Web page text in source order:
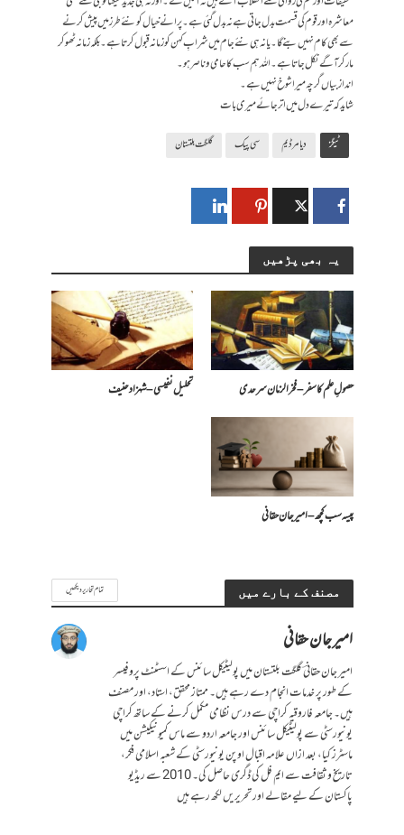
معاشرہ اور قوم کی قسمت بدل جاتی ہےنہ بدل گئی ہے۔ پرانے خیال کو نئے طرز میں پیش کرنے
سے بھی کام نہیں بنے گا۔یا نہ ہی نئے جام میں شرابِ کہن کو زمانہ قبول کرتا ہے۔ بلکہ زمانہ ٹھوکر
مار کر آگے نکل جاتا ہے۔ اللہ ہم سب کا حامی و ناصر ہو۔
انداز بیاں گرچہ میرا شوخ نہیں ہے۔
شاید کہ تیرے دل میں اتر جائے میری بات
ٹیگز دیامر ڈیم سی پیک گلگت بلتستان
یہ بھی پڑھیں
حصولِ علم کا سفر – فخرالزمان سرحدی تحلیل نفیسی – شہزاد حنیف
پیسہ سب کچھ – امیرجان حقانی
مصنف کے بارے میں تمام تحاریر دیکھیں
امیر جان حقانی
امیر جان حقانیؔ گلگت بلتستان میں پولیٹیکل سائنس کے اسسٹنٹ پروفیسر
کے طور پر خدمات انجام دے رہے ہیں۔ ممتاز محقق، استاد، اور مصنف
ہیں۔ جامعہ فاروقیہ کراچی سے درس نظامی مکمل کرنے کے ساتھ کراچی
یونیورسٹی سے پولیٹیکل سائنس اور جامعہ اردو سے ماس کمیونیکیشن میں
ماسٹرز کیا، بعد ازاں علامہ اقبال اوپن یونیورسٹی کے شعبہ اسلامی فکر،
تاریخ و ثقافت سے ایم فل کی ڈگری حاصل کی۔ 2010 سے ریڈیو
پاکستان کے لیے مقالے اور تحریریں لکھ رہے ہیں